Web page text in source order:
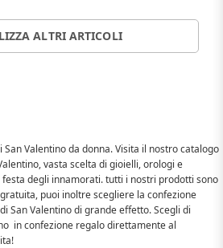
ALTRI ARTICOLI
Valentino da donna. Visita il nostro catalogo
vasta scelta di gioielli, orologi e
degli innamorati. tutti i nostri prodotti sono
puoi inoltre scegliere la confezione
San Valentino di grande effetto. Scegli di
in confezione regalo direttamente al